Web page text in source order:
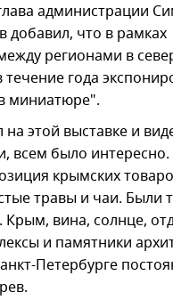
администрации
добавил, что в рамках
регионами в
течение года
миниатюре".
этой выставке и
всем было
крымских
травы и чаи. Были
Крым, вина, солнце,
и памятники
Петербурге